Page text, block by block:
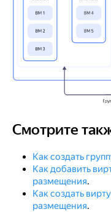
Смотрите также
Смотрите
Как создать
Как добавить
размещения.
Как создать
размещения.